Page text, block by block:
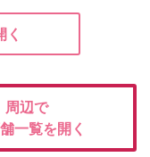
く
周辺で
一覧を開く